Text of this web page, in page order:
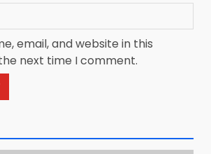
email, and website in this
next time I comment.